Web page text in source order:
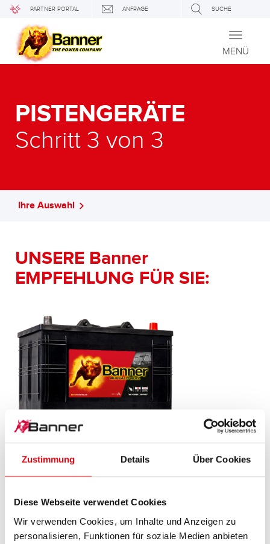
Zustimmung Details Über Cookies
Diese Webseite verwendet Cookies
Wir verwenden Cookies, um Inhalte und Anzeigen zu
personalisieren, Funktionen für soziale Medien anbieten
PARTNER PORTAL ANFRAGE SUCHE
Toggle
MENÜ
PISTENGERÄTE
Schritt 3 von 3
Ihre Auswahl
UNSERE Banner
EMPFEHLUNG FÜR SIE:
Buffalo Bull SLI
Das Aushängeschild der Banner Markenqualität.
Originalqualität zum Nachrüsten (OE).